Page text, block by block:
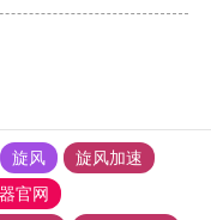
旋风
旋风加速
官网